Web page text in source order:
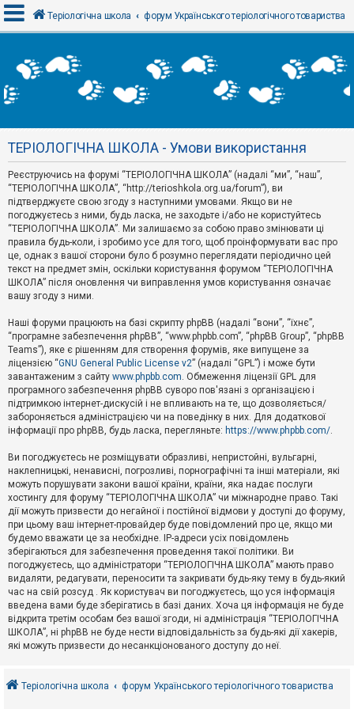
х
і
Р
є
с
т
р
а
ц
я
Т
м
и
б
е
з
в
і
д
п
о
в
д
й
А
к
т
и
в
н
т
е
м
и
о
Теріологічна школа форум Українського теріологічного товариства
ТЕРІОЛОГІЧНА ШКОЛА - Умови використання
Реєструючись на форумі “ТЕРІОЛОГІЧНА ШКОЛА” (надалі “ми”, “наш”,
“ТЕРІОЛОГІЧНА ШКОЛА”, “http://terioshkola.org.ua/forum”), ви
підтверджуєте свою згоду з наступними умовами. Якщо ви не
погоджуєтесь з ними, будь ласка, не заходьте і/або не користуйтесь
“ТЕРІОЛОГІЧНА ШКОЛА”. Ми залишаємо за собою право змінювати ці
правила будь-коли, і зробимо усе для того, щоб проінформувати вас про
це, однак з вашої сторони було б розумно переглядати періодично цей
текст на предмет змін, оскільки користування форумом “ТЕРІОЛОГІЧНА
ШКОЛА” після оновлення чи виправлення умов користування означає
вашу згоду з ними.
Наші форуми працюють на базі скрипту phpBB (надалі “вони”, “їхнє”,
“програмне забезпечення phpBB”, “www.phpbb.com”, “phpBB Group”, “phpBB
Teams”), яке є рішенням для створення форумів, яке випущене за
ліцензією “GNU General Public License v2” (надалі “GPL”) і може бути
завантаженим з сайту www.phpbb.com. Обмеження ліцензії GPL для
програмного забезпечення phpBB суворо пов'язані з організацією і
підтримкою інтернет-дискусій і не впливають на те, що дозволяється/
забороняється адміністрацією чи на поведінку в них. Для додаткової
інформації про phpBB, будь ласка, перегляньте: https://www.phpbb.com/.
Ви погоджуєтесь не розміщувати образливі, непристойні, вульгарні,
наклепницькі, ненависні, погрозливі, порнографічні та інші матеріали, які
можуть порушувати закони вашої країни, країни, яка надає послуги
хостингу для форуму “ТЕРІОЛОГІЧНА ШКОЛА” чи міжнародне право. Такі
дії можуть призвести до негайної і постійної відмови у доступі до форуму,
при цьому ваш інтернет-провайдер буде повідомлений про це, якщо ми
будемо вважати це за необхідне. IP-адреси усіх повідомлень
зберігаються для забезпечення проведення такої політики. Ви
погоджуєтесь, що адміністратори “ТЕРІОЛОГІЧНА ШКОЛА” мають право
видаляти, редагувати, переносити та закривати будь-яку тему в будь-який
час на свій розсуд . Як користувач ви погоджуєтесь, що уся інформація
введена вами буде зберігатись в базі даних. Хоча ця інформація не буде
відкрита третім особам без вашої згоди, ні адміністрація “ТЕРІОЛОГІЧНА
ШКОЛА”, ні phpBB не буде нести відповідальність за будь-які дії хакерів,
які можуть призвести до несанкціонованого доступу до неї.
Теріологічна школа форум Українського теріологічного товариства